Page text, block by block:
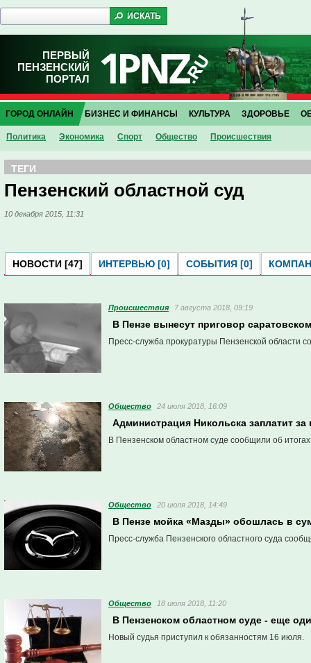
ПЕРВЫЙ
ПЕНЗЕНСКИЙ
ПОРТАЛ
ГОРОД ОНЛАЙН
Политика Экономика Спорт Общество Проиcшествия
БИЗНЕС И ФИНАНСЫ КУЛЬТУРА ЗДОРОВЬЕ
ТЕГИ
Пензенский областной суд
10 декабря 2015, 11:31
НОВОСТИ [47] ИНТЕРВЬЮ [0] СОБЫТИЯ [0]
Проиcшествия 7 августа 2018, 09:19
В Пензе вынесут приговор
Пресс-служба прокуратуры Пензенской области
Общество 24 июля 2018, 16:09
Администрация Никольска заплатит за
В Пензенском областном суде сообщили об
Общество 20 июля 2018, 14:49
В Пензе мойка «Мазды» обошлась в
Пресс-служба Пензенского областного суда
Общество 18 июля 2018, 11:20
В Пензенском областном суде - еще
Новый судья приступил к обязанностям 16 июля.